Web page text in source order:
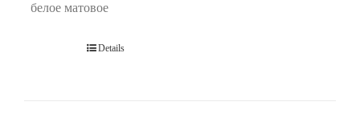
белое матовое
Details